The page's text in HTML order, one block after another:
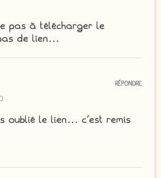
pas à télécharger le
de lien…
oublié le lien… c’est remis
RÉPONDRE